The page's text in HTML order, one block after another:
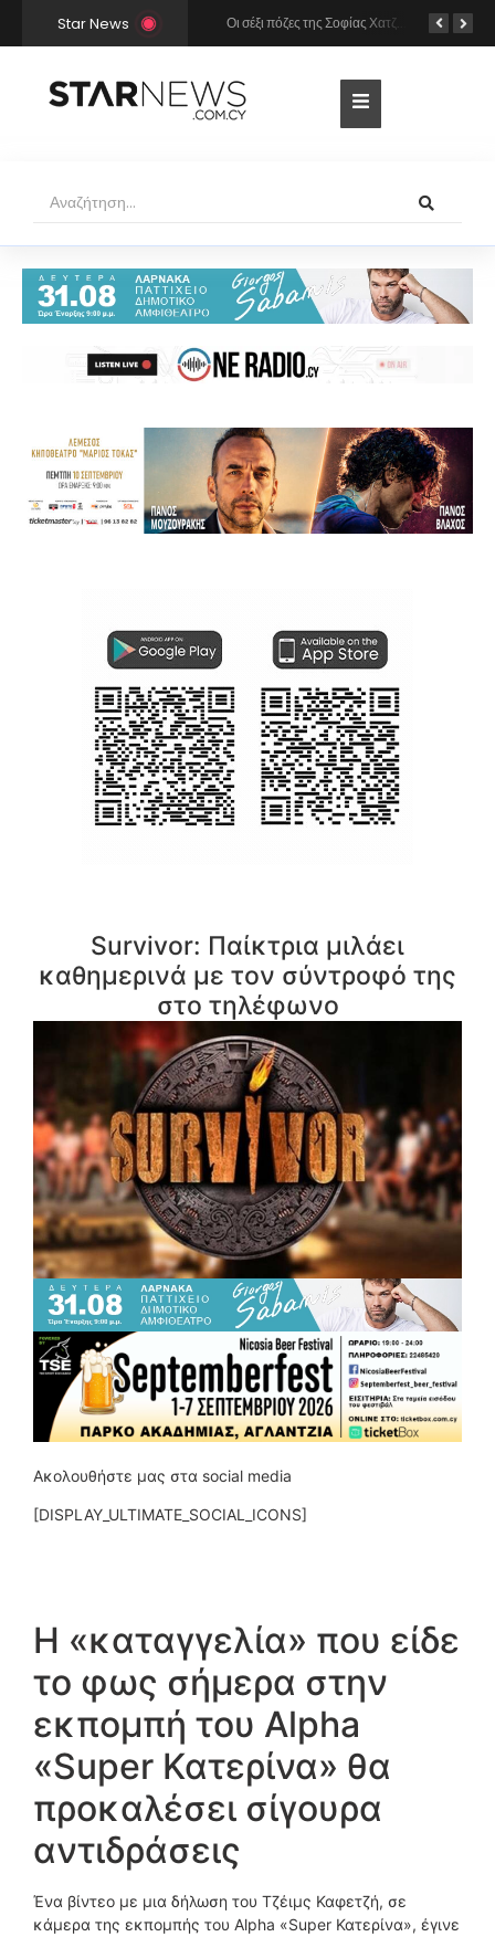
Star News
Survivor: Παίκτρια μιλάει
καθημερινά με τον σύντροφό της
στο τηλέφωνο
Ακολουθήστε μας στα social media
[DISPLAY_ULTIMATE_SOCIAL_ICONS]
Η «καταγγελία» που είδε
το φως σήμερα στην
εκπομπή του Alpha
«Super Κατερίνα» θα
προκαλέσει σίγουρα
αντιδράσεις
Ένα βίντεο με μια δήλωση του Τζέιμς Καφετζή, σε
κάμερα της εκπομπής του Alpha «Super Κατερίνα», έγινε